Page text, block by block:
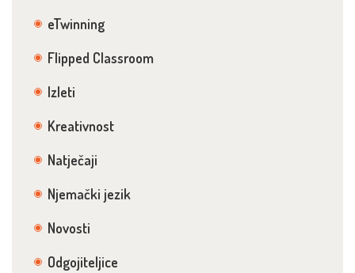
eTwinning
Flipped Classroom
Izleti
Kreativnost
Natječaji
Njemački jezik
Novosti
Odgojiteljice